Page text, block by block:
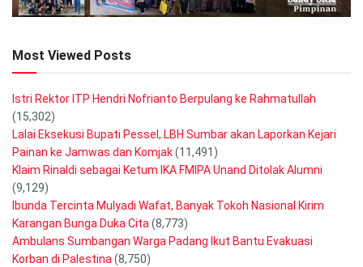
Most Viewed Posts
Istri Rektor ITP Hendri Nofrianto Berpulang ke Rahmatullah
(15,302)
Lalai Eksekusi Bupati Pessel, LBH Sumbar akan Laporkan Kejari
Painan ke Jamwas dan Komjak(11,491)
Klaim Rinaldi sebagai Ketum IKA FMIPA Unand Ditolak Alumni
(9,129)
Ibunda Tercinta Mulyadi Wafat, Banyak Tokoh Nasional Kirim
Karangan Bunga Duka Cita(8,773)
Ambulans Sumbangan Warga Padang Ikut Bantu Evakuasi
Korban di Palestina(8,750)